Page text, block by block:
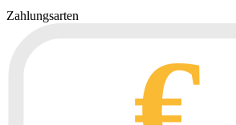
Zahlungsarten